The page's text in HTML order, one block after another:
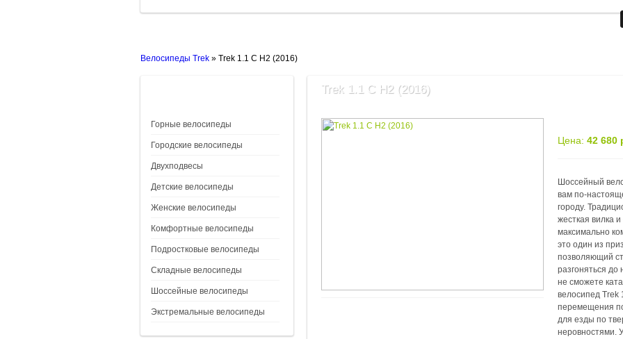
Велосипеды Trek » Trek 1.1 C H2 (2016)
Горные велосипеды
Городские велосипеды
Двухподвесы
Детские велосипеды
Женские велосипеды
Комфортные велосипеды
Подростковые велосипеды
Складные велосипеды
Шоссейные велосипеды
Экстремальные велосипеды
Trek 1.1 C H2 (2016)
Цена: 42 680
Шоссейный
вам по-
городу.
жесткая вилка
максимально
это один из
позволяющий
разгоняться до
не сможете
велосипед Trek
перемещения
для езды по
неровностями.